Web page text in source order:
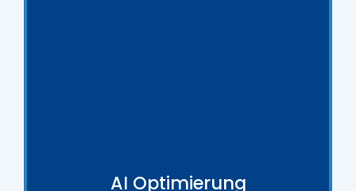
AI Optimierung